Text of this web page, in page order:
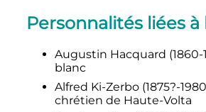
Personnalités liées à
Augustin Hacquard (1860-
blanc
Alfred Ki-Zerbo (1875?-
chrétien de Haute-Volta